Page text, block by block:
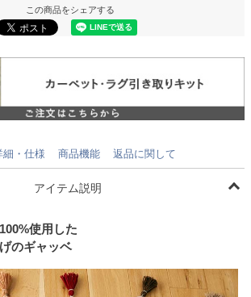
この商品をシェアする
細・仕様 商品機能 返品に関して
アイテム説明
使用した
のギャッベ